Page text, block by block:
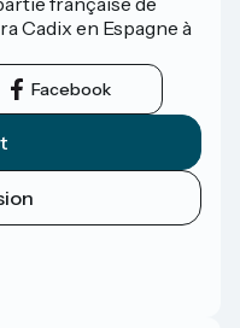
Cadix en Espagne à
Facebook